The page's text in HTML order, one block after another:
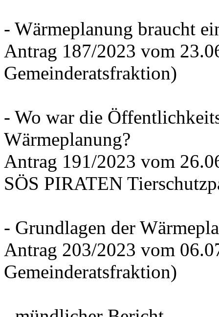
- Wärmeplanung braucht
Antrag 187/2023 vom
Gemeinderatsfraktion)
- Wo war die
Wärmeplanung?
Antrag 191/2023 vom
SÖS PIRATEN
- Grundlagen der
Antrag 203/2023 vom
Gemeinderatsfraktion)